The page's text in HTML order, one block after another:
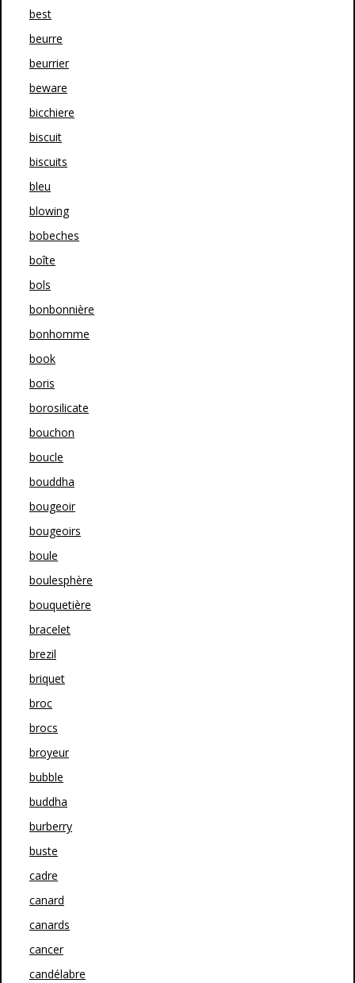
best
beurre
beurrier
beware
bicchiere
biscuit
biscuits
bleu
blowing
bobeches
boîte
bols
bonbonnière
bonhomme
book
boris
borosilicate
bouchon
boucle
bouddha
bougeoir
bougeoirs
boule
boulesphère
bouquetière
bracelet
brezil
briquet
broc
brocs
broyeur
bubble
buddha
burberry
buste
cadre
canard
canards
cancer
candélabre